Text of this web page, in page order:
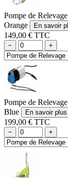
Pompe de
Orange
En savoir
149,00 € TTC
− +
Pompe de
Blue
En savoir plus
199,00 € TTC
− +